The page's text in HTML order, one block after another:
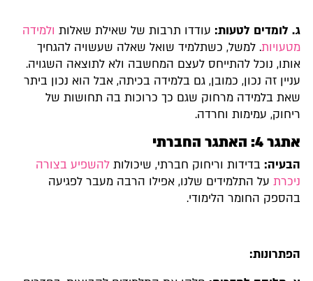
ג. לומדים לטעות: עודדו תרבות של שאילת שאלות ולמידה
מטעויות. למשל, כשתלמיד שואל שאלה שעשויה להגחיך
אותו, נוכל להתייחס לעצם המחשבה ולא לתוצאה השגויה.
עניין זה נכון, כמובן, גם בלמידה בכיתה, אבל הוא נכון ביתר
שאת בלמידה מרחוק שגם כך כרוכות בה תחושות של
ריחוק, עמימות וחרדה.
אתגר 4: האתגר החברתי
הבעיה: בדידות וריחוק חברתי, שיכולות להשפיע בצורה
ניכרתעל התלמידים שלנו, אפילו הרבה מעבר לפגיעה
בהספק החומר הלימודי.
הפתרונות: